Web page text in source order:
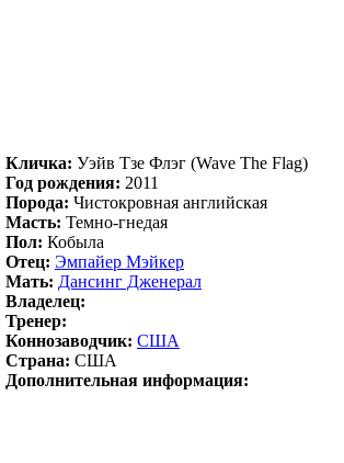
Кличка: Уэйв Тзе Флэг (Wave The Flag)
Год рождения: 2011
Порода: Чистокровная английская
Масть: Темно-гнедая
Пол: Кобыла
Отец: Эмпaйеp Mэйкеp
Мать: Дaнcинг Джeнepaл
Владелец:
Тренер:
Коннозаводчик: CШA
Страна: США
Дополнительная информация: